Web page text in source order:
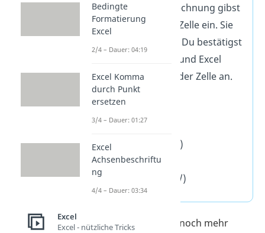
Für eine schnelle Berechnung gibst
du die Formel in eine Zelle ein. Sie
muss mit = beginnen. Du bestätigst
mit der Eingabetaste und Excel
zeigt das Ergebnis in der Zelle an.
Grundrechenarten
Plusrechnung (+)
Minusrechnung (-)
Malrechnung (*)
Geteiltrechnung (/)
Du möchtest viel lieber noch mehr
Bedingte
Formatierung
Excel
2/4 – Dauer: 04:19
Excel Komma
durch Punkt
ersetzen
3/4 – Dauer: 01:27
Excel
Achsenbeschriftu
ng
4/4 – Dauer: 03:34
Excel
Excel - nützliche Tricks